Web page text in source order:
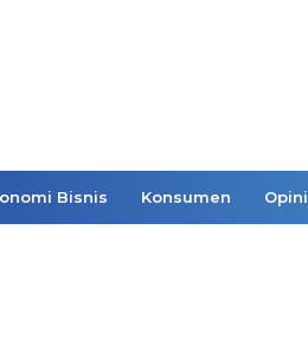
Bisnis Konsumen Opini